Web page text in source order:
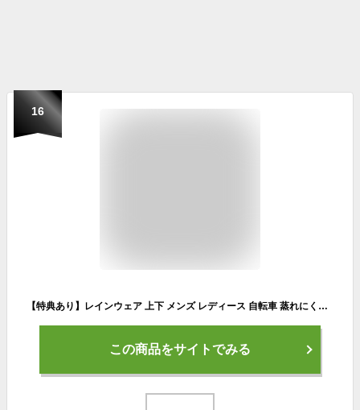
16
【特典あり】レインウェア 上下 メンズ レディース 自転車 蒸れにくい 透湿レインスーツ レインコート 上下セット セット カッパ 作業着 雨具 合羽 日本素材 さらさら 裏メッシュ breathatec 高機能素材 イベント 通勤 通学 上下組 7740 リフレクター フード カジメイク
この商品をサイトでみる